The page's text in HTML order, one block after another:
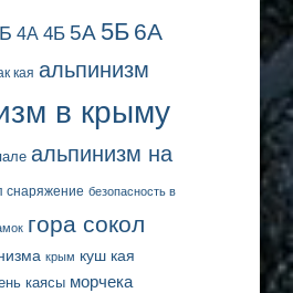
4А 4Б 5А 5Б 6А
кая альпинизм
в крыму
альпинизм на
снаряжение безопасность в
гора сокол
крым куш кая
каясы морчека